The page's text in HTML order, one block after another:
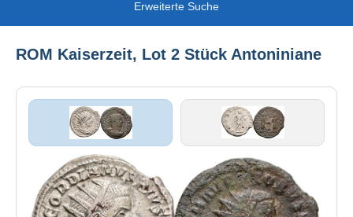
Erweiterte Suche
ROM Kaiserzeit, Lot 2 Stück Antoniniane